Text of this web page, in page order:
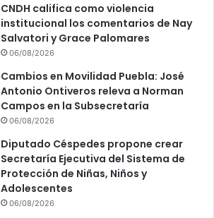
CNDH califica como violencia
institucional los comentarios de Nay
Salvatori y Grace Palomares
06/08/2026
Cambios en Movilidad Puebla: José
Antonio Ontiveros releva a Norman
Campos en la Subsecretaría
06/08/2026
Diputado Céspedes propone crear
Secretaría Ejecutiva del Sistema de
Protección de Niñas, Niños y
Adolescentes
06/08/2026